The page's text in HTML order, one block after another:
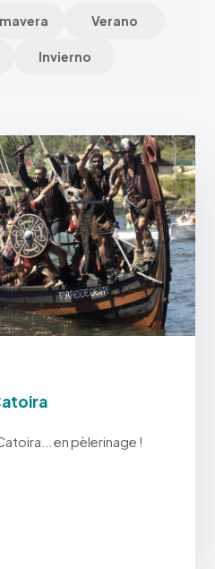
Verano
Invierno
en pèlerinage !